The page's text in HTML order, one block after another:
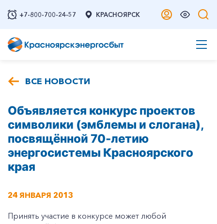
+7-800-700-24-57 КРАСНОЯРСК
ВСЕ НОВОСТИ
Объявляется конкурс проектов
символики (эмблемы и слогана),
посвящённой 70-летию
энергосистемы Красноярского
края
24 ЯНВАРЯ 2013
Принять участие в конкурсе может любой